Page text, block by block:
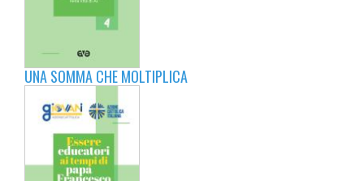
UNA SOMMA CHE MOLTIPLICA